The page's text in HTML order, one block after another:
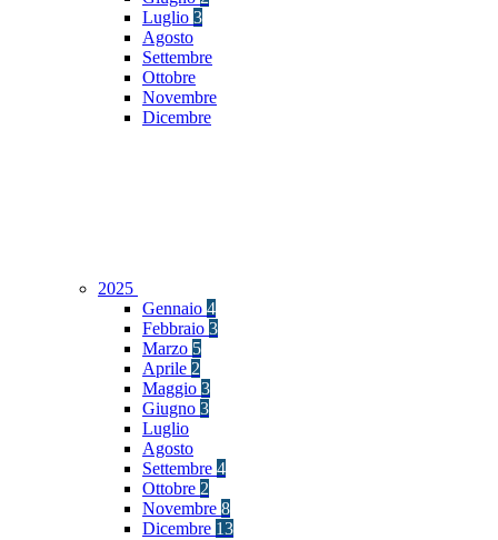
Luglio 3
Agosto
Settembre
Ottobre
Novembre
Dicembre
2025
Gennaio 4
Febbraio 3
Marzo 5
Aprile 2
Maggio 3
Giugno 3
Luglio
Agosto
Settembre 4
Ottobre 2
Novembre 8
Dicembre 13